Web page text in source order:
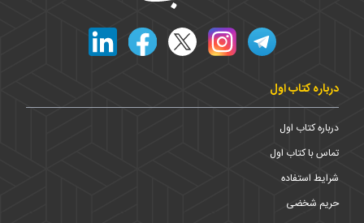
درباره کتاب اول
درباره کتاب اول
تماس با کتاب اول
شرایط استفاده
حریم شخضی